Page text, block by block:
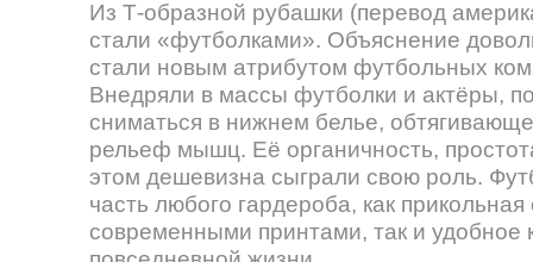
Из Т-образной рубашки (перевод
стали «футболками». Объяснение
стали новым атрибутом футбольных
Внедряли в массы футболки и актёры,
сниматься в нижнем белье,
рельеф мышц. Её органичность,
этом дешевизна сыграли свою роль.
часть любого гардероба, как
современными принтами, так и удобное